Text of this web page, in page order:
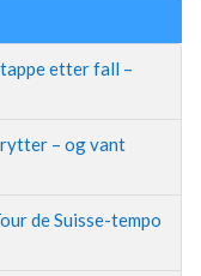
etter fall –
– og vant
de Suisse-tempo